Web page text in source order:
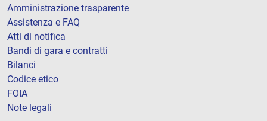
Amministrazione trasparente
Assistenza e FAQ
Atti di notifica
Bandi di gara e contratti
Bilanci
Codice etico
FOIA
Note legali